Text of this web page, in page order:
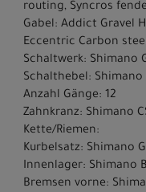
routing, Syncros
Gabel: Addict Gravel
Eccentric Carbon
Schaltwerk: Shimano
Schalthebel: Shimano
Anzahl Gänge: 12
Zahnkranz: Shimano
Kette/Riemen:
Kurbelsatz: Shimano
Innenlager: Shimano
Bremsen vorne: